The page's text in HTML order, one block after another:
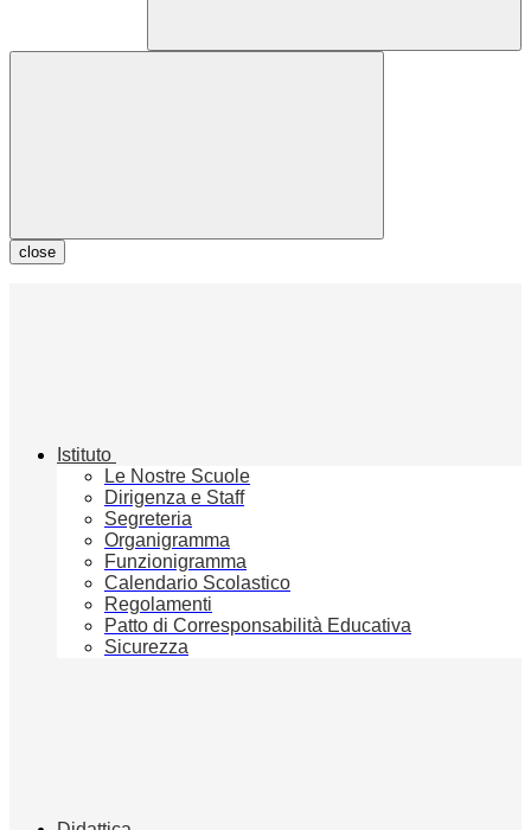
close
Istituto
Le Nostre Scuole
Dirigenza e Staff
Segreteria
Organigramma
Funzionigramma
Calendario Scolastico
Regolamenti
Patto di Corresponsabilità Educativa
Sicurezza